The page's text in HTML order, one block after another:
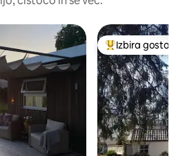
Najbolj
Izbira gostov